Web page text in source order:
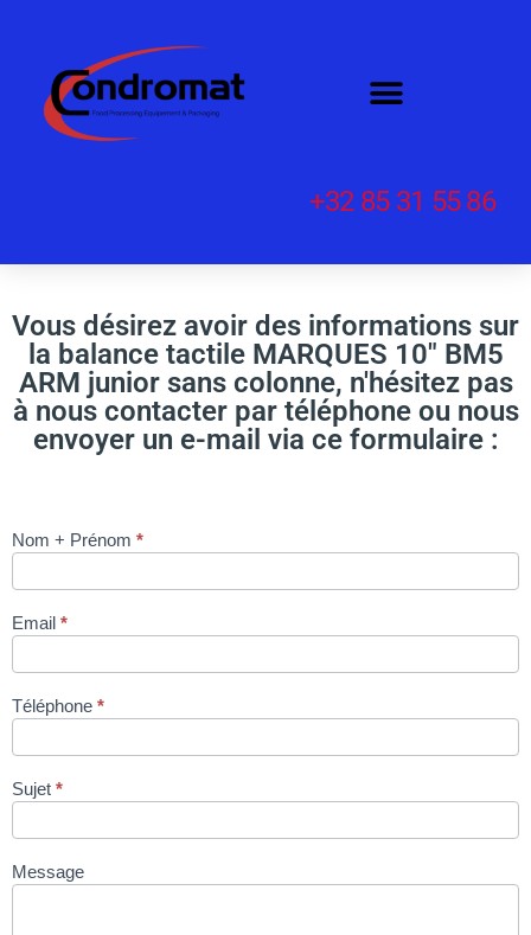
+32 85 31 55 86
Vous désirez avoir des informations sur
la balance tactile MARQUES 10" BM5
ARM junior sans colonne, n'hésitez pas
à nous contacter par téléphone ou nous
envoyer un e-mail via ce formulaire :
BALANCE
10″ BM5
via site
Nom + Prénom *
Email *
Téléphone *
Sujet *
Message